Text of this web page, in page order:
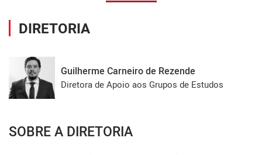
DIRETORIA
Guilherme Carneiro de Rezende
Diretora de Apoio aos Grupos de Estudos
SOBRE A DIRETORIA